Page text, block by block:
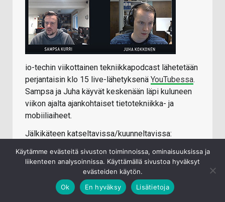
io-techin viikottainen tekniikkapodcast lähetetään
perjantaisin klo 15 live-lähetyksenä YouTubessa.
Sampsa ja Juha käyvät keskenään läpi kuluneen
viikon ajalta ajankohtaiset tietotekniikka- ja
mobiiliaiheet.
Jälkikäteen katseltavissa/kuunneltavissa:
iTunes
Käytämme evästeitä sivuston toiminnoissa, ominaisuuksissa ja
liikenteen analysoinnissa. Käyttämällä sivustoa hyväksyt
evästeiden käytön.
Ok
En hyväksy Lisätietoja